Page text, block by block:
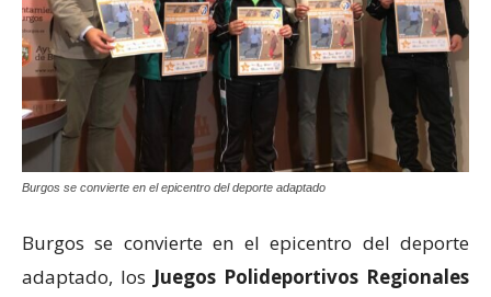
Burgos se convierte en el epicentro del deporte adaptado
Burgos se convierte en el epicentro del deporte
adaptado, los Juegos Polideportivos Regionales